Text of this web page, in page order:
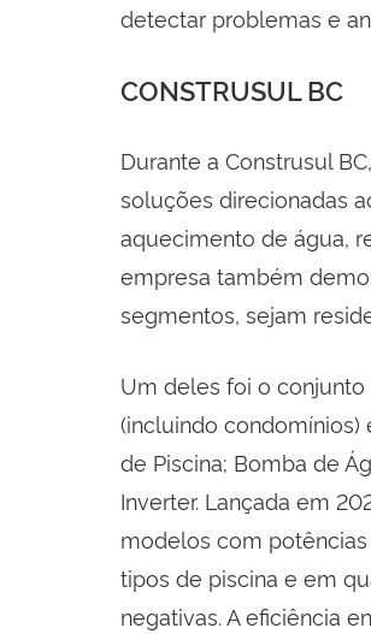
detectar problemas e
CONSTRUSUL BC
Durante a Construsul
soluções direcionadas
aquecimento de água,
empresa também
segmentos, sejam
Um deles foi o
(incluindo
de Piscina; Bomba de
Inverter. Lançada em
modelos com
tipos de piscina e em
negativas. A eficiência